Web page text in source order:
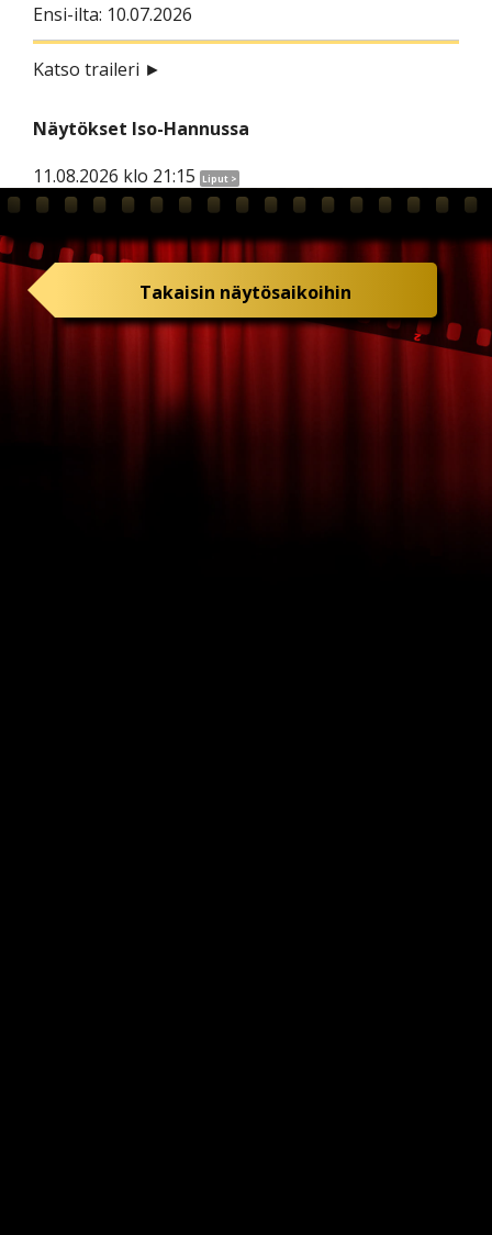
Ensi-ilta: 10.07.2026
Katso traileri ►
Näytökset Iso-Hannussa
11.08.2026 klo 21:15 Liput >
Takaisin näytösaikoihin